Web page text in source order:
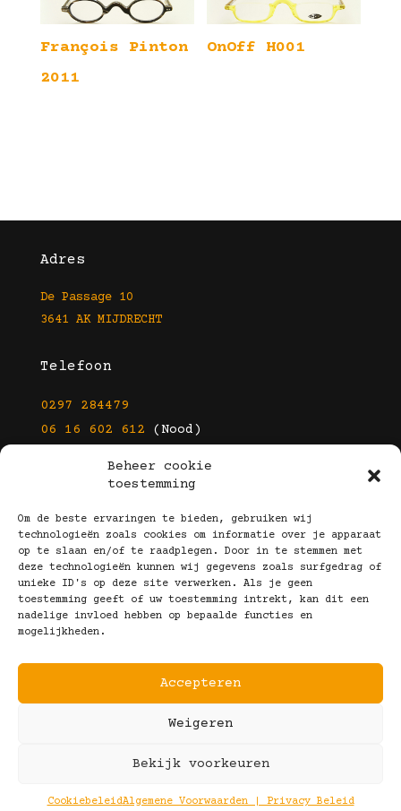
Beheer cookie
toestemming
Om de beste ervaringen te bieden, gebruiken wij
technologieën zoals cookies om informatie over je apparaat
op te slaan en/of te raadplegen. Door in te stemmen met
deze technologieën kunnen wij gegevens zoals surfgedrag of
unieke ID's op deze site verwerken. Als je geen
toestemming geeft of uw toestemming intrekt, kan dit een
nadelige invloed hebben op bepaalde functies en
mogelijkheden.
Accepteren
Weigeren
Bekijk voorkeuren
CookiebeleidAlgemene Voorwaarden | Privacy Beleid
François Pinton
2011
OnOff H001
Adres
De Passage 10
3641 AK MIJDRECHT
Telefoon
0297 284479
06 16 602 612 (Nood)
info@kootbrillen.nl
Volg Ons!
Copyright © 2025 Koot Brillen
Algemene Voorwaarden